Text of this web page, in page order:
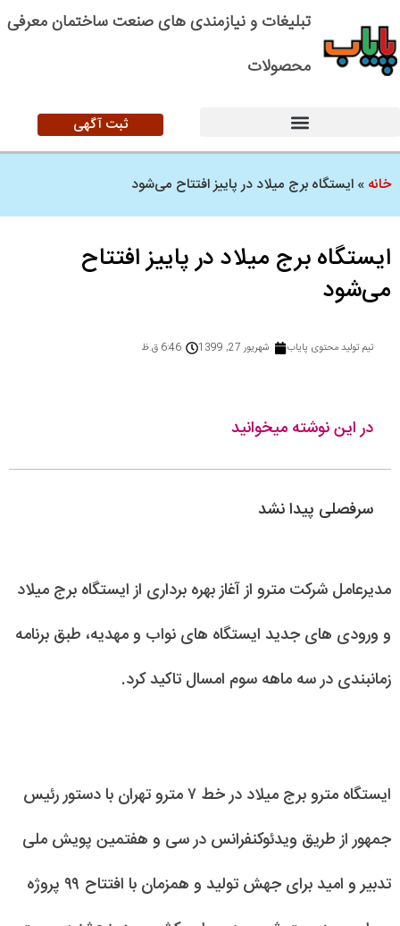
تبلیغات و نیازمندی های صنعت ساختمان معرفی
محصولات
ثبت آگهی
خانه » ایستگاه برج میلاد در پاییز افتتاح می‌شود
ایستگاه برج میلاد در پاییز افتتاح
می‌شود
تیم تولید محتوی پایاب شهریور 27, 1399 6:46 ق.ظ
در این نوشته میخوانید
سرفصلی پیدا نشد
مدیرعامل شرکت مترو از آغاز بهره برداری از ایستگاه برج میلاد
و ورودی های جدید ایستگاه های نواب و مهدیه، طبق برنامه
زمانبندی در سه ماهه سوم امسال تاکید کرد.
ایستگاه مترو برج میلاد در خط ۷ مترو تهران با دستور رئیس
جمهور از طریق ویدئوکنفرانس در سی و هفتمین پویش ملی
تدبیر و امید برای جهش تولید و همزمان با افتتاح ۹۹ پروژه